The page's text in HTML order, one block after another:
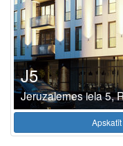
J5
Jeruzalemes iela 5,